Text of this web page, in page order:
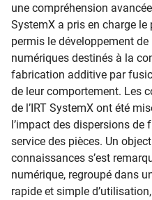
une compréhension
SystemX a pris en charge le
permis le développement
numériques destinés à la
fabrication additive par
de leur comportement. Les
de l’IRT SystemX ont été
l’impact des dispersions de
service des pièces. Un
connaissances s’est
numérique, regroupé dans
rapide et simple